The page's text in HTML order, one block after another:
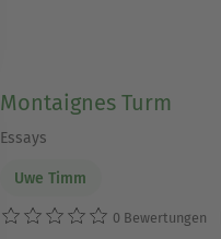
Montaignes Turm
Essays
Uwe Timm
0 Bewertungen